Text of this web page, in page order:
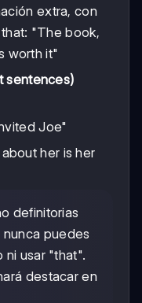
extra, con
"The book,
worth it"
sentences)
Joe"
her is her
definitorias
puedes
ni usar "that".
destacar en